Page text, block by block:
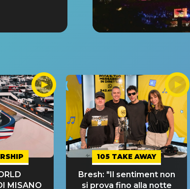
MISANO
105 TAKE AWAY
Bresh: "Il sentiment non
si prova fino alla notte